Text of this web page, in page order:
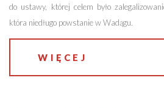
do ustawy, której celem było
która niedługo powstanie w Wadągu.
WIĘCEJ